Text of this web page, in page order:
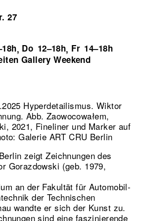
27
, Do 12–18h, Fr 14–18h
Gallery Weekend
Hyperdetailismus. Wiktor
Abb. Zaowocowałem,
2021, Fineliner und Marker auf
Galerie ART CRU Berlin
zeigt Zeichnungen des
Gorazdowski (geb. 1979,
an der Fakultät für Automobil-
der Technischen
wandte er sich der Kunst zu.
sind eine faszinierende